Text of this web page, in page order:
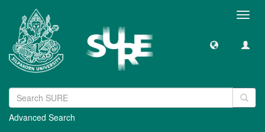
Advanced Search